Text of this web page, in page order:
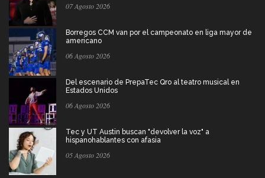
07 Agosto 2026
Borregos CCM van por el campeonato en liga mayor de
americano
06 Agosto 2026
Del escenario de PrepaTec Qro al teatro musical en
Estados Unidos
06 Agosto 2026
Tec y UT Austin buscan "devolver la voz" a
hispanohablantes con afasia
05 Agosto 2026